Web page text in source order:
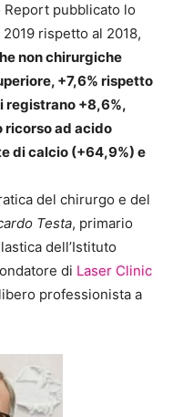
Report pubblicato lo
rispetto al 2018,
non chirurgiche
+7,6% rispetto
registrano +8,6%,
ricorso ad acido
di calcio (+64,9%) e
del chirurgo e del
Testa, primario
dell’Istituto
di Laser Clinic
professionista a